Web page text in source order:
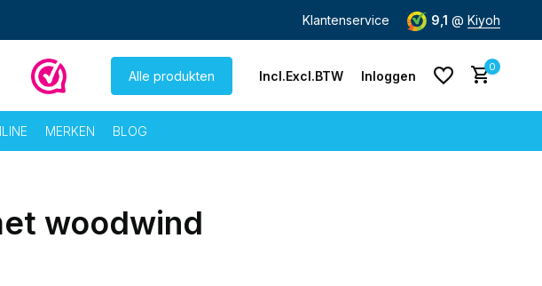
Gratis verzending vanaf € 60,-
Klantenservice 9,1 @ Kiyoh
Alle produkten Incl.Excl.BTW Inloggen
0
MERKEN BLOG
woodwind